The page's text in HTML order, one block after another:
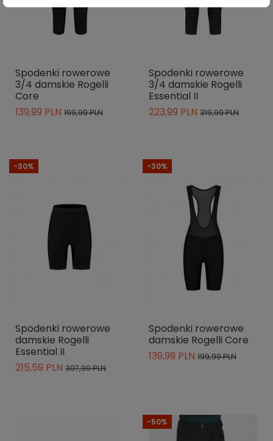
Spodenki rowerowe
3/4 damskie Rogelli
Core
139,99 PLN 199,99 PLN
Spodenki rowerowe
3/4 damskie Rogelli
Essential II
223,99 PLN 319,99 PLN
-30%
Spodenki rowerowe
damskie Rogelli
Essential II
215,59 PLN 307,99 PLN
-30%
Spodenki rowerowe
damskie Rogelli Core
139,99 PLN 199,99 PLN
-50%